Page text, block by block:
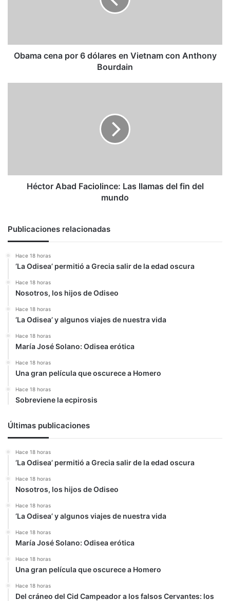
Anthony
Bourdain
Obama cena por 6 dólares en Vietnam con Anthony
Bourdain
mundo
Héctor Abad Faciolince: Las llamas del fin del
mundo
Publicaciones relacionadas
Hace 18 horas
‘La Odisea’ permitió a Grecia salir de la edad oscura
Hace 18 horas
Nosotros, los hijos de Odiseo
Hace 18 horas
‘La Odisea’ y algunos viajes de nuestra vida
Hace 18 horas
María José Solano: Odisea erótica
Hace 18 horas
Una gran película que oscurece a Homero
Hace 18 horas
Sobreviene la ecpirosis
Últimas publicaciones
Hace 18 horas
‘La Odisea’ permitió a Grecia salir de la edad oscura
Hace 18 horas
Nosotros, los hijos de Odiseo
Hace 18 horas
‘La Odisea’ y algunos viajes de nuestra vida
Hace 18 horas
María José Solano: Odisea erótica
Hace 18 horas
Una gran película que oscurece a Homero
Hace 18 horas
Del cráneo del Cid Campeador a los falsos Cervantes: los